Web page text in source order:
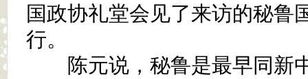
国政协礼堂会见了来访的秘鲁
行。
陈元说，秘鲁是最早同新